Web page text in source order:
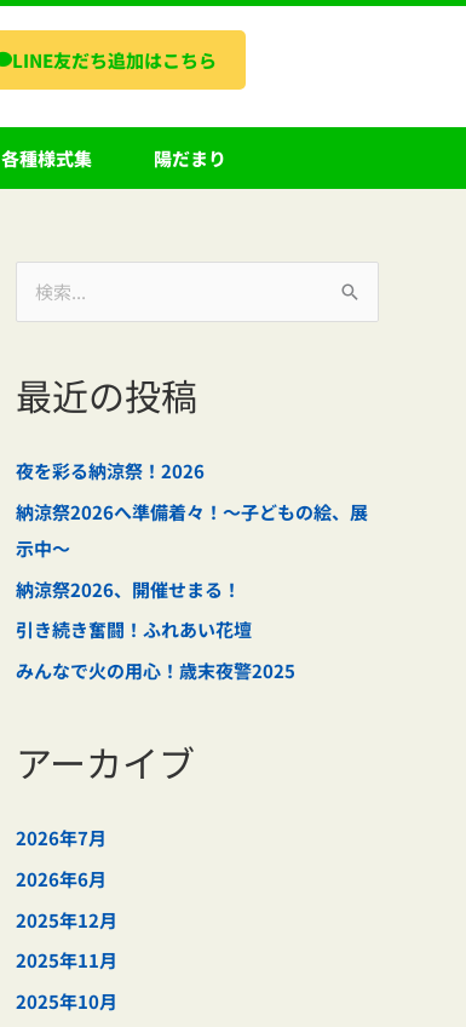
LINE友だち追加はこちら
各種様式集 陽だまり
象
最近の投稿
夜を彩る納涼祭！2026
納涼祭2026へ準備着々！～子どもの絵、展
示中～
納涼祭2026、開催せまる！
引き続き奮闘！ふれあい花壇
みんなで火の用心！歳末夜警2025
アーカイブ
2026年7月
2026年6月
2025年12月
2025年11月
2025年10月